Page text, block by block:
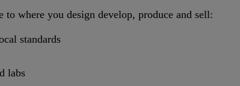
where you design develop, produce and sell:
standards
labs